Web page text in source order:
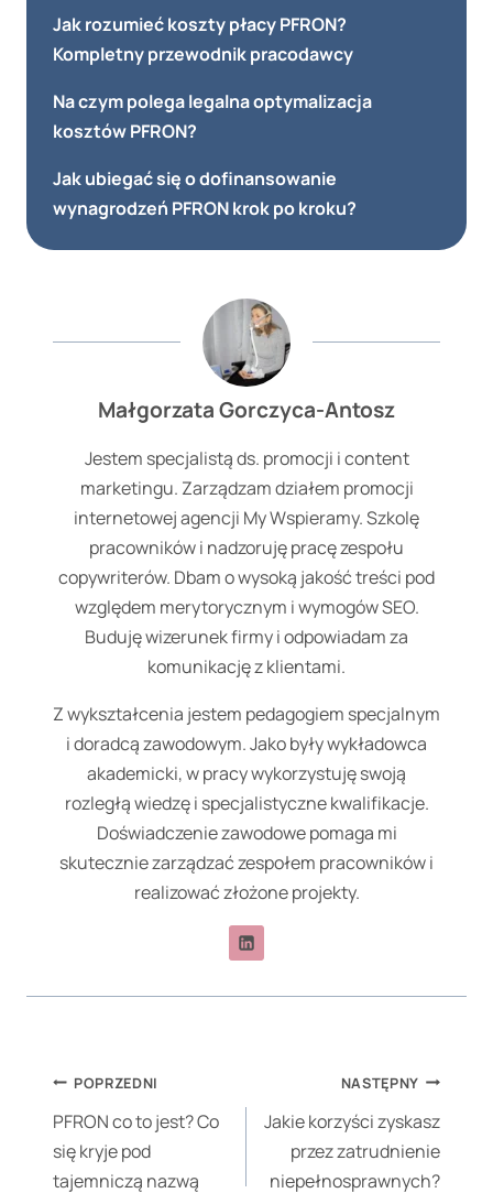
Jak rozumieć koszty płacy PFRON?
Kompletny przewodnik pracodawcy
Na czym polega legalna optymalizacja
kosztów PFRON?
Jak ubiegać się o dofinansowanie
wynagrodzeń PFRON krok po kroku?
Małgorzata Gorczyca-Antosz
Jestem specjalistą ds. promocji i content
marketingu. Zarządzam działem promocji
internetowej agencji My Wspieramy. Szkolę
pracowników i nadzoruję pracę zespołu
copywriterów. Dbam o wysoką jakość treści pod
względem merytorycznym i wymogów SEO.
Buduję wizerunek firmy i odpowiadam za
komunikację z klientami.
Z wykształcenia jestem pedagogiem specjalnym
i doradcą zawodowym. Jako były wykładowca
akademicki, w pracy wykorzystuję swoją
rozległą wiedzę i specjalistyczne kwalifikacje.
Doświadczenie zawodowe pomaga mi
skutecznie zarządzać zespołem pracowników i
realizować złożone projekty.
Nawigacja
POPRZEDNI
PFRON co to jest? Co
się kryje pod
tajemniczą nazwą
NASTĘPNY
Jakie korzyści zyskasz
przez zatrudnienie
niepełnosprawnych?